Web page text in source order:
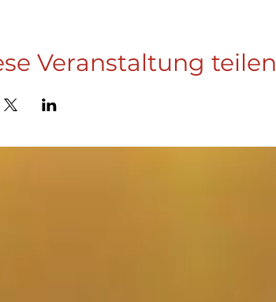
Veranstaltung teilen